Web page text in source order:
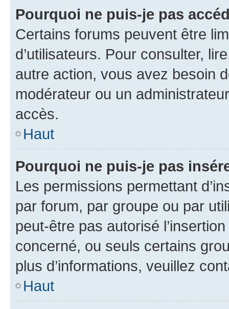
Pourquoi ne puis-je pas
Certains forums peuvent être
d’utilisateurs. Pour consulter,
autre action, vous avez besoin
modérateur ou un
accès.
Haut
Pourquoi ne puis-je pas
Les permissions permettant
par forum, par groupe ou par
peut-être pas autorisé
concerné, ou seuls certains
plus d’informations, veuillez
Haut